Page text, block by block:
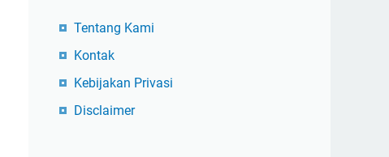
Tentang Kami
Kontak
Kebijakan Privasi
Disclaimer